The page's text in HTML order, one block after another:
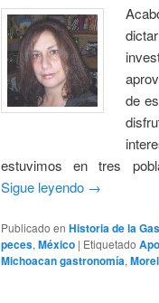
de
estuvimos en tres
Sigue leyendo →
Publicado en Historia de la
peces, México | Etiquetado
Michoacan gastronomía,